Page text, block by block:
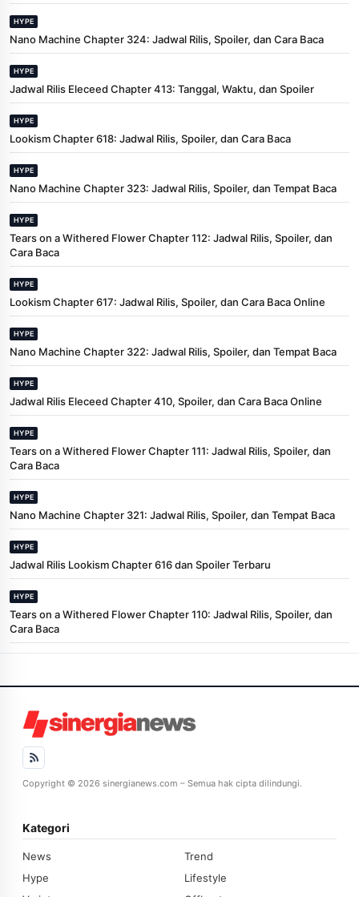
HYPE
Nano Machine Chapter 324: Jadwal Rilis, Spoiler, dan Cara Baca
HYPE
Jadwal Rilis Eleceed Chapter 413: Tanggal, Waktu, dan Spoiler
HYPE
Lookism Chapter 618: Jadwal Rilis, Spoiler, dan Cara Baca
HYPE
Nano Machine Chapter 323: Jadwal Rilis, Spoiler, dan Tempat Baca
HYPE
Tears on a Withered Flower Chapter 112: Jadwal Rilis, Spoiler, dan
Cara Baca
HYPE
Lookism Chapter 617: Jadwal Rilis, Spoiler, dan Cara Baca Online
HYPE
Nano Machine Chapter 322: Jadwal Rilis, Spoiler, dan Tempat Baca
HYPE
Jadwal Rilis Eleceed Chapter 410, Spoiler, dan Cara Baca Online
HYPE
Tears on a Withered Flower Chapter 111: Jadwal Rilis, Spoiler, dan
Cara Baca
HYPE
Nano Machine Chapter 321: Jadwal Rilis, Spoiler, dan Tempat Baca
HYPE
Jadwal Rilis Lookism Chapter 616 dan Spoiler Terbaru
HYPE
Tears on a Withered Flower Chapter 110: Jadwal Rilis, Spoiler, dan
Cara Baca
Copyright © 2026 sinergianews.com – Semua hak cipta dilindungi.
Kategori
News
Trend
Hype
Lifestyle